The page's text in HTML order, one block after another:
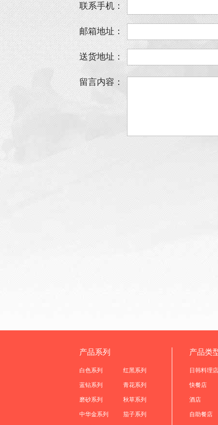
联系手机：
邮箱地址：
送货地址：
留言内容：
产品系列
白色系列 红黑系列
蓝钻系列 青花系列
磨砂系列 秋草系列
中华金系列 茄子系列
产品类
日韩料理店
快餐店
酒店
自助餐店